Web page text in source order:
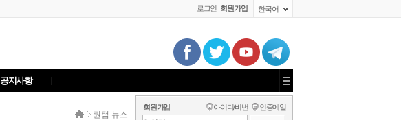
로그인 회원가입 한국어
공지사항
퀀텀 뉴스
회원가입 아이디/비번 인증메일